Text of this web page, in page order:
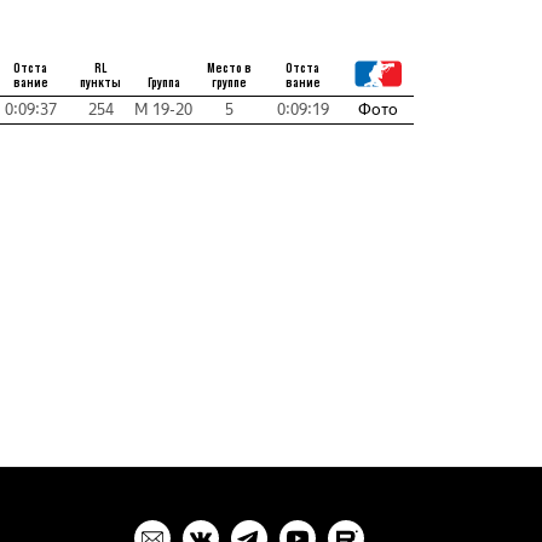
Отста
вание
RL
пункты
Группа
Место в
группе
Отста
вание
0:09:37 254 М 19-20 5 0:09:19 Фото